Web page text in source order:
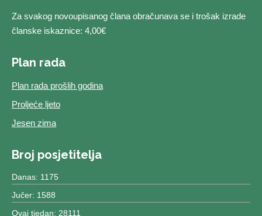
Za svakog novoupisanog člana obračunava se i trošak izrade
članske iskaznice: 4,00€
Plan rada
Plan rada prošlih godina
Proljeće ljeto
Jesen zima
Broj posjetitelja
Danas: 1175
Jučer: 1588
Ovaj tjedan: 28111